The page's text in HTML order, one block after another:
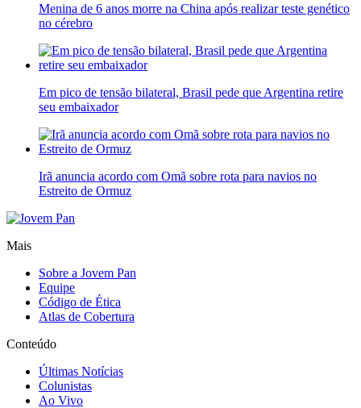
Menina de 6 anos morre na China após realizar teste genético
no cérebro
Em pico de tensão bilateral, Brasil pede que Argentina retire
seu embaixador
Irã anuncia acordo com Omã sobre rota para navios no
Estreito de Ormuz
Mais
Sobre a Jovem Pan
Equipe
Código de Ética
Atlas de Cobertura
Conteúdo
Últimas Notícias
Colunistas
Ao Vivo